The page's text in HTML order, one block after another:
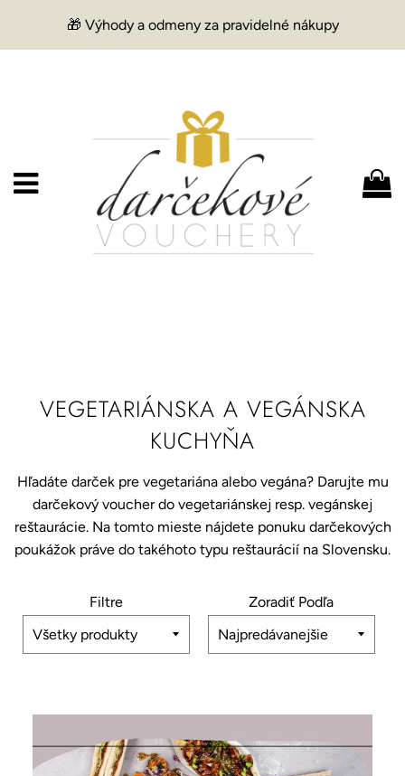
🎁 Výhody a odmeny za pravidelné nákupy
Menu
VEGETARIÁNSKA A VEGÁNSKA
KUCHYŇA
Hľadáte darček pre vegetariána alebo vegána? Darujte mu
darčekový voucher do vegetariánskej resp. vegánskej
reštaurácie. Na tomto mieste nájdete ponuku darčekových
poukážok práve do takéhoto typu reštaurácií na Slovensku.
Filtre Zoradiť Podľa